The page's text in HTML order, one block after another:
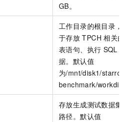
GB。
工作目录的根目录，
于存放 TPCH 相关的
表语句、执行 SQL
据。默认值
为/mnt/disk1/
benchmark/workdirs
存放生成测试数据集
路径。默认值